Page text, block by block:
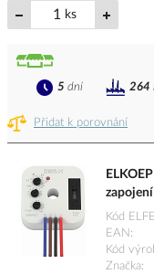
ks
Přidat k porovnání
5 dní 264
zapojení
Kód
EAN
Kód
Značka